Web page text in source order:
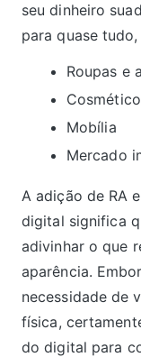
seu dinheiro
para quase
Roupas e
Mobília
Mercado
A adição de RA
digital significa
adivinhar o que
aparência.
necessidade de
física,
do digital para